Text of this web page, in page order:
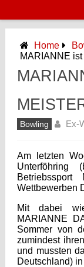
Home
MARIANNE
Bowling Ex-
Am letzten
Unterföhring
Wettbewerben
Mit dabei
MARIANNE
Sommer von
zumindest
und mussten
Deutschland)